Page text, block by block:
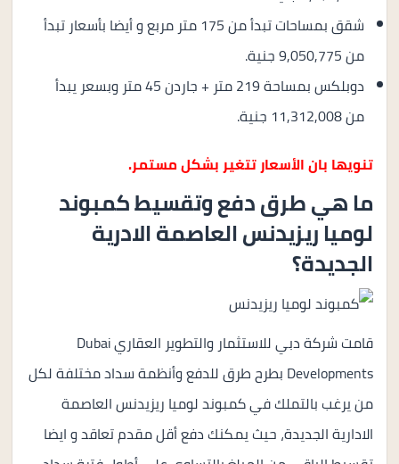
شقق بمساحات تبدأ من 175 متر مربع و أيضا بأسعار تبدأ
من 9,050,775 جنية.
دوبلكس بمساحة 219 متر + جاردن 45 متر وبسعر يبدأ
من 11,312,008 جنية.
تنويها بان الأسعار تتغير بشكل مستمر.
ما هي طرق دفع وتقسيط كمبوند
لوميا ريزيدنس العاصمة الادرية
الجديدة؟
قامت شركة دبي للاستثمار والتطوير العقاري Dubai
Developments بطرح طرق للدفع وأنظمة سداد مختلفة لكل
من يرغب بالتملك في كمبوند لوميا ريزيدنس العاصمة
الادارية الجديدة، حيث يمكنك دفع أقل مقدم تعاقد و ايضا